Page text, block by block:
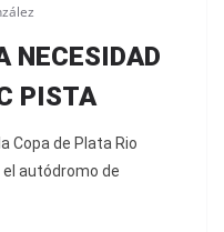
NECESIDAD
PISTA
Copa de Plata Rio
autódromo de